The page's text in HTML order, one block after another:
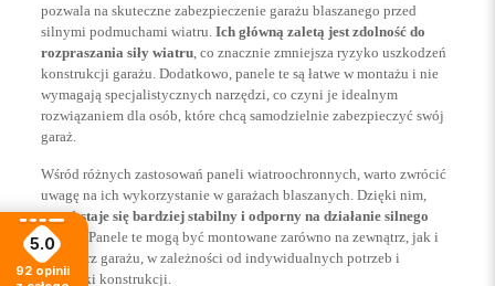
pozwala na skuteczne zabezpieczenie garażu blaszanego przed
silnymi podmuchami wiatru. Ich główną zaletą jest zdolność do
rozpraszania siły wiatru, co znacznie zmniejsza ryzyko uszkodzeń
konstrukcji garażu. Dodatkowo, panele te są łatwe w montażu i nie
wymagają specjalistycznych narzędzi, co czyni je idealnym
rozwiązaniem dla osób, które chcą samodzielnie zabezpieczyć swój
garaż.
Wśród różnych zastosowań paneli wiatroochronnych, warto zwrócić
uwagę na ich wykorzystanie w garażach blaszanych. Dzięki nim,
garaż staje się bardziej stabilny i odporny na działanie silnego
wiatru
. Panele te mogą być montowane zarówno na zewnątrz, jak i
wewnątrz garażu, w zależności od indywidualnych potrzeb i
specyfiki konstrukcji.
5.0
92 opinii